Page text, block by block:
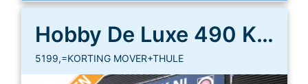
Hobby De Luxe 490 KMF
5199,=KORTING MOVER+THULE